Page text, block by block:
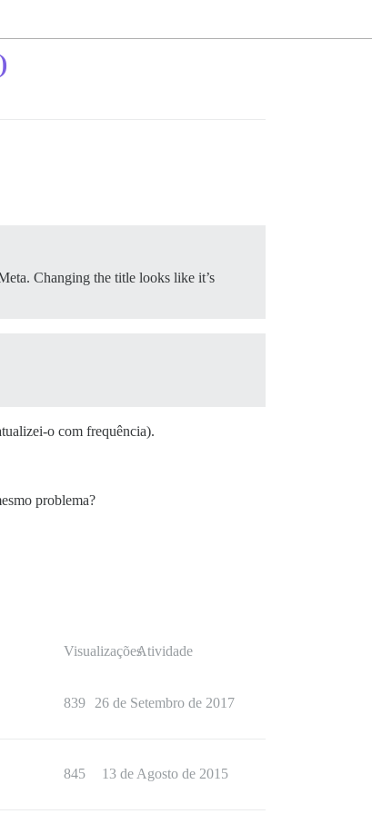
Changing the title looks like it’s
o com frequência).
problema?
VisualizaçõesAtividade
839 26 de Setembro de 2017
845 13 de Agosto de 2015